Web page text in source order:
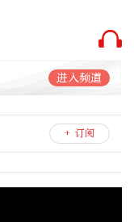
进入频道
+ 订阅